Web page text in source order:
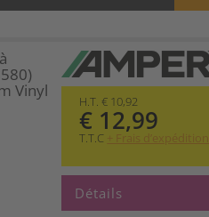
Vinyl
H.T. € 10,92
€ 12,99
T.T.C + Frais d’expédition
Détails